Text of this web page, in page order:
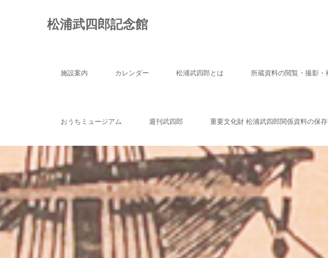
松浦武四郎記念館
施設案内 カレンダー 松浦武四郎とは 所蔵資料の閲覧・撮影
おうちミュージアム 週刊武四郎 重要文化財 松浦武四郎関係資料の保